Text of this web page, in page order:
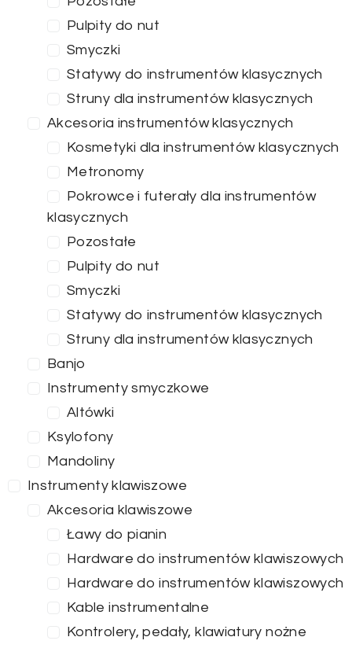
Pulpity do nut
Smyczki
Statywy do instrumentów klasycznych
Struny dla instrumentów klasycznych
Akcesoria instrumentów klasycznych
Kosmetyki dla instrumentów klasycznych
Metronomy
Pokrowce i futerały dla instrumentów
klasycznych
Pozostałe
Pulpity do nut
Smyczki
Statywy do instrumentów klasycznych
Struny dla instrumentów klasycznych
Banjo
Instrumenty smyczkowe
Altówki
Ksylofony
Mandoliny
Instrumenty klawiszowe
Akcesoria klawiszowe
Ławy do pianin
Hardware do instrumentów klawiszowych
Hardware do instrumentów klawiszowych
Kable instrumentalne
Kontrolery, pedały, klawiatury nożne